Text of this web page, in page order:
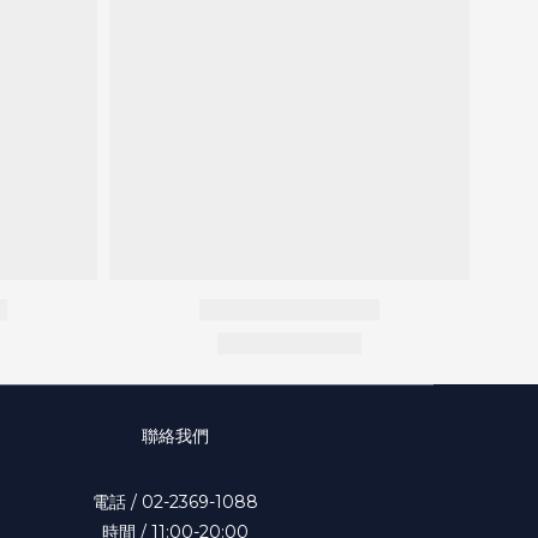
聯絡我們
電話 / 02-2369-1088
時間 / 11:00-20:00